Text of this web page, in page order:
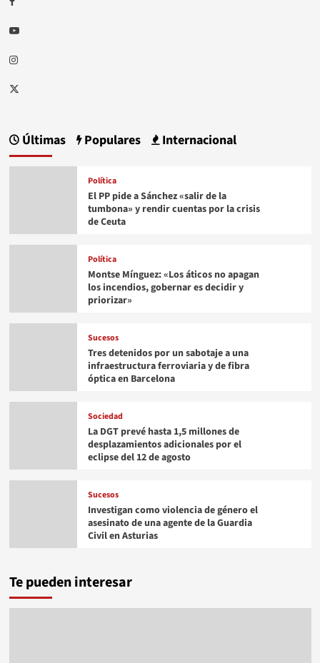
Youtube
Instagram
Twitter
Últimas Populares Internacional
Política
El PP pide a Sánchez «salir de la
tumbona» y rendir cuentas por la crisis
de Ceuta
Política
Montse Mínguez: «Los áticos no apagan
los incendios, gobernar es decidir y
priorizar»
Sucesos
Tres detenidos por un sabotaje a una
infraestructura ferroviaria y de fibra
óptica en Barcelona
Sociedad
La DGT prevé hasta 1,5 millones de
desplazamientos adicionales por el
eclipse del 12 de agosto
Sucesos
Investigan como violencia de género el
asesinato de una agente de la Guardia
Civil en Asturias
Te pueden interesar